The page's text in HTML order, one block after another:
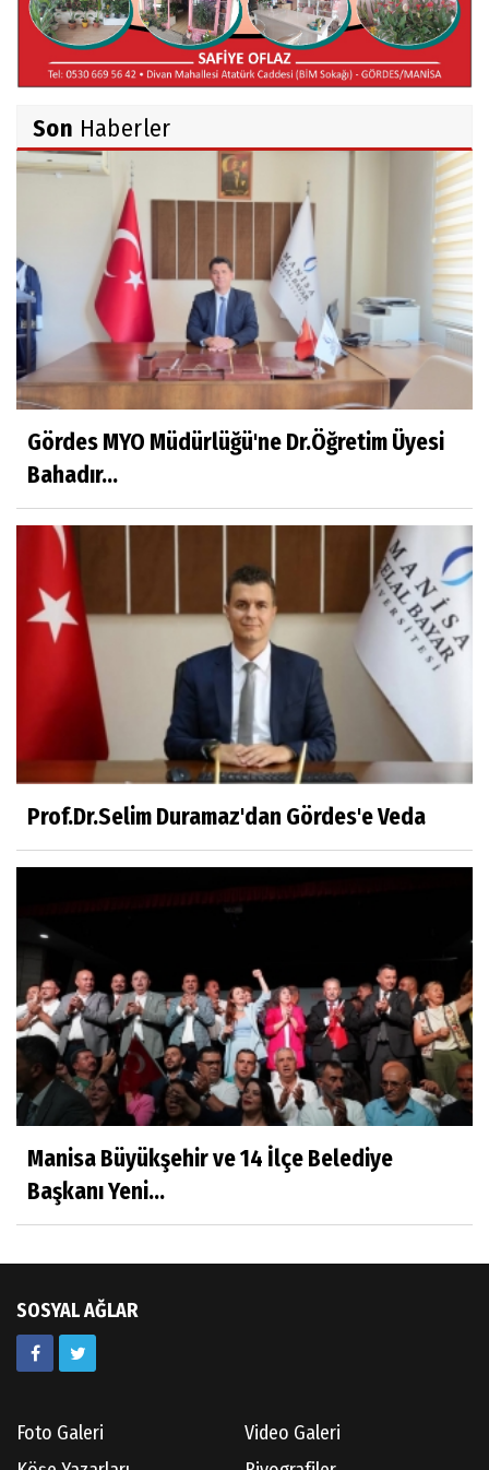
İsmail AYBEY
Belma Sebil'i Tanıyor Musunuz?
Ahmet İNCE
Beyaz Gömlekli Adam!
Prof.Dr.Ayşe İLKER
Adı Sanı Olmak
Eylül SEYHAN
Gezerken Zamanın Kollarındaki Ruhuma
Rastlamak
Kahramanlar
Prof.Dr.Süleyman Sami İLKER
Mühendislerin de Sanat Ruhu Olmalı
Dr.Fatih KESKİN
Millî Edebiyat, Millî Şuur, Millî Takım
Sıracettin ÇELİK
Çalıkuşu
Dr.Tuğçe Yıldırım
Aşı: Toplum Sağlığının Görünmez Kalkanı
Hatice CAVULDAK
Av.Ahmet ÖZDEMİR
Son Haberler
Gördes MYO Müdürlüğü'ne Dr.Öğretim Üyesi
Bahadır...
Prof.Dr.Selim Duramaz'dan Gördes'e Veda
Manisa Büyükşehir ve 14 İlçe Belediye
Başkanı Yeni...
SOSYAL AĞLAR
Foto Galeri
Video Galeri